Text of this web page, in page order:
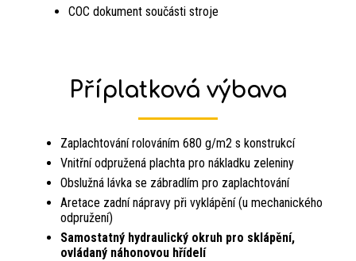
COC dokument součásti stroje
Příplatková výbava
Zaplachtování rolováním 680 g/m2 s konstrukcí
Vnitřní odpružená plachta pro nákladku zeleniny
Obslužná lávka se zábradlím pro zaplachtování
Aretace zadní nápravy při vyklápění (u mechanického
odpružení)
Samostatný hydraulický okruh pro sklápění,
ovládaný náhonovou hřídelí